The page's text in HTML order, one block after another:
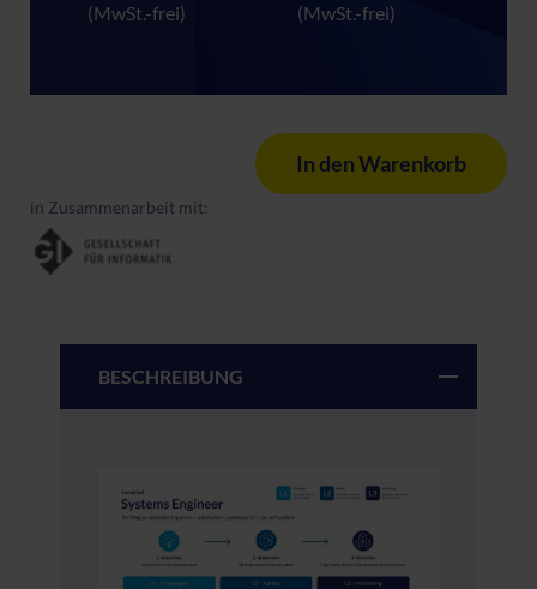
(MwSt.-frei) (MwSt.-frei)
In den Warenkorb
in Zusammenarbeit mit:
BESCHREIBUNG